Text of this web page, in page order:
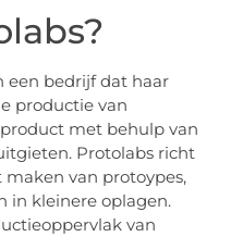
een bedrijf dat haar
productie van
met behulp van
Protolabs richt
van protoypes,
in kleinere oplagen.
van